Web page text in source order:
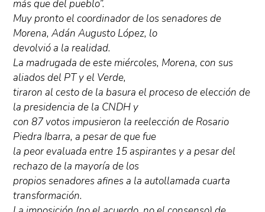
más que del pueblo”.
Muy pronto el coordinador de los senadores de
Morena, Adán Augusto López, lo
devolvió a la realidad.
La madrugada de este miércoles, Morena, con sus
aliados del PT y el Verde,
tiraron al cesto de la basura el proceso de elección de
la presidencia de la CNDH y
con 87 votos impusieron la reelección de Rosario
Piedra Ibarra, a pesar de que fue
la peor evaluada entre 15 aspirantes y a pesar del
rechazo de la mayoría de los
propios senadores afines a la autollamada cuarta
transformación.